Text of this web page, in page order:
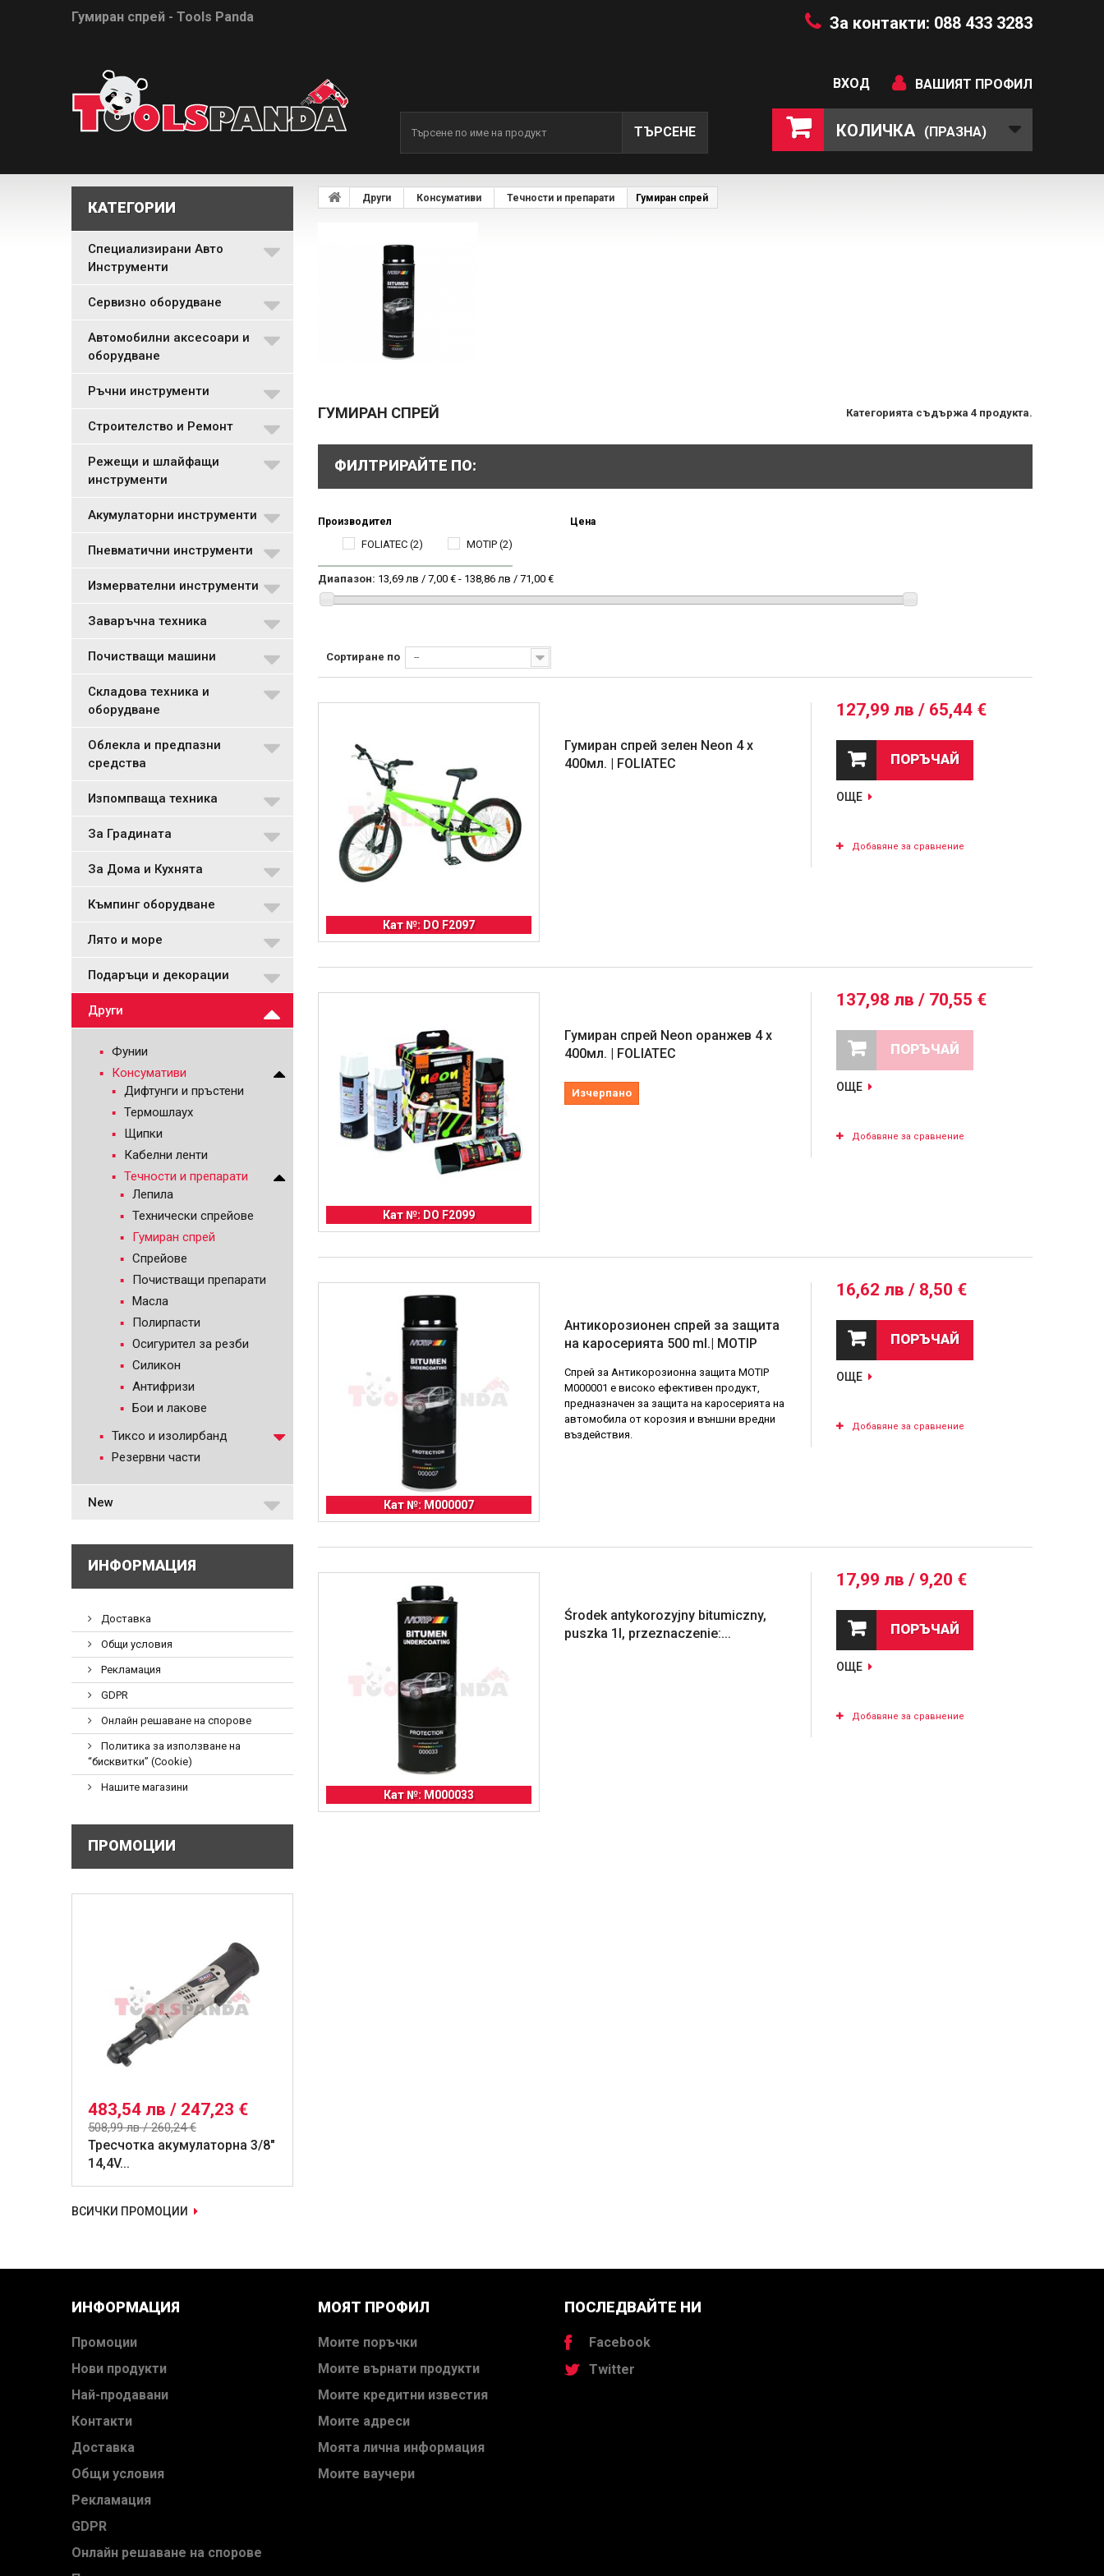
Гумиран спрей - Tools Panda За контакти: 088 433 3283
ВАШИЯТ ПРОФИЛ
ВХОД
КОЛИЧКА (ПРАЗНА)
ТЪРСЕНЕ
КАТЕГОРИИ
Специализирани Авто
Инструменти
Сервизно оборудване
Автомобилни аксесоари и
оборудване
Ръчни инструменти
Строителство и Ремонт
Режещи и шлайфащи
инструменти
Акумулаторни инструменти
Пневматични инструменти
Измервателни инструменти
Заваръчна техника
Почистващи машини
Складова техника и
оборудване
Облекла и предпазни
средства
Изпомпваща техника
За Градината
За Дома и Кухнята
Къмпинг оборудване
Лято и море
Подаръци и декорации
Други
Фунии
Консумативи
Дифтунги и пръстени
Термошлаух
Щипки
Кабелни ленти
Течности и препарати
Лепила
Технически спрейове
Гумиран спрей
Спрейове
Почистващи препарати
Масла
Полирпасти
Осигурител за резби
Силикон
Антифризи
Бои и лакове
Тиксо и изолирбанд
Резервни части
New
ИНФОРМАЦИЯ
Доставка
Общи условия
Рекламация
GDPR
Онлайн решаване на спорове
Политика за използване на
“бисквитки” (Cookie)
Нашите магазини
ПРОМОЦИИ
483,54 лв / 247,23 €
508,99 лв / 260,24 €
Тресчотка акумулаторна 3/8"
14,4V...
ВСИЧКИ ПРОМОЦИИ
Други Консумативи Течности и препарати Гумиран спрей
ГУМИРАН СПРЕЙ Категорията съдържа 4 продукта.
ФИЛТРИРАЙТЕ ПО:
Производител
FOLIATEC (2) MOTIP (2)
Цена
Диапазон: 13,69 лв / 7,00 € - 138,86 лв / 71,00 €
Сортиране по --
Кат №: DO F2097
Гумиран спрей зелен Neon 4 x
400мл. | FOLIATEC
127,99 лв / 65,44 €
ПОРЪЧАЙ
ОЩЕ
Добавяне за сравнение
Кат №: DO F2099
Гумиран спрей Neon оранжев 4 x
400мл. | FOLIATEC
Изчерпано
137,98 лв / 70,55 €
ПОРЪЧАЙ
ОЩЕ
Добавяне за сравнение
Кат №: M000007
Антикорозионен спрей за защита
на каросерията 500 ml.| MOTIP
Спрей за Антикорозионна защита MOTIP
M000001 е високо ефективен продукт,
предназначен за защита на каросерията на
автомобила от корозия и външни вредни
въздействия.
16,62 лв / 8,50 €
ПОРЪЧАЙ
ОЩЕ
Добавяне за сравнение
Кат №: M000033
Środek antykorozyjny bitumiczny,
puszka 1l, przeznaczenie:...
17,99 лв / 9,20 €
ПОРЪЧАЙ
ОЩЕ
Добавяне за сравнение
ИНФОРМАЦИЯ
Промоции
Нови продукти
Най-продавани
Контакти
Доставка
Общи условия
Рекламация
GDPR
Онлайн решаване на спорове
МОЯТ ПРОФИЛ
Моите поръчки
Моите върнати продукти
Моите кредитни известия
Моите адреси
Моята лична информация
Моите ваучери
ПОСЛЕДВАЙТЕ НИ
Facebook
Twitter